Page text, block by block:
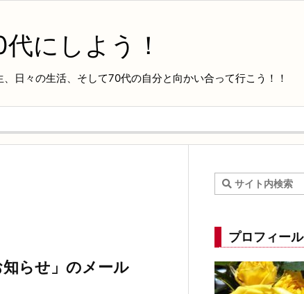
にしよう！
日々の生活、そして70代の自分と向かい合って行こう！！
らせ」のメール
プロフィール